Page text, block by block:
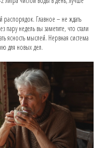
Главное – не ждать
недель вы заметите, что стали
ясность мыслей. Нервная система
для новых дел.